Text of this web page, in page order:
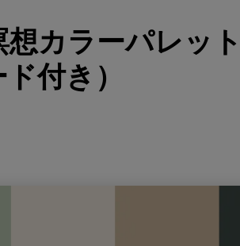
カラーパレッ
付き）